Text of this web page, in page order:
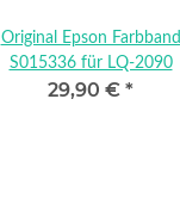
Original Epson Farbband
S015336 für LQ-2090
29,90 € *